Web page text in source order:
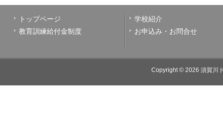
トップページ
学校紹介
教育訓練給付金制度
お申込み・お問合せ
Copyright © 2026 須賀川